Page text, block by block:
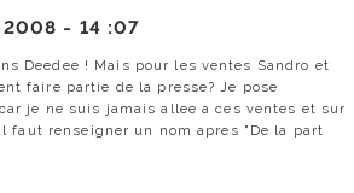
2008 - 14 :07
Deedee ! Mais pour les ventes Sandro et
faire partie de la presse? Je pose
je ne suis jamais allee a ces ventes et sur
faut renseigner un nom apres "De la part